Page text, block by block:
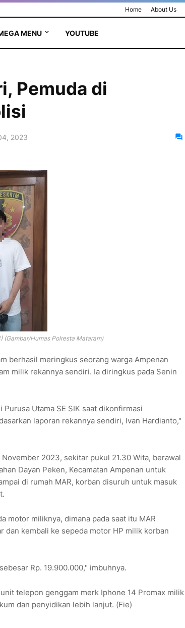
Home About Us
MENU YOUTUBE
Pemuda di
2023
(Gambar/Humas Polresta Mataram)
berhasil meringkus seorang warga Ampenan
milik rekannya sendiri. Ia diringkus pada Senin
Utama SE SIK saat dikonfirmasi
laporan rekannya sendiri, Ivan Hardianto,"
2023, sekitar pukul 21.30 Wita, berawal
Dayan Peken, Kecamatan Ampenan untuk
di rumah MAR, korban disuruh untuk masuk
motor miliknya, dimana pada saat itu MAR
dan kembali ke sepeda motor HP milik korban
Rp. 19.900.000," imbuhnya.
telepon genggam merk Iphone 14 Promax milik
dan penyidikan lebih lanjut. (Fie)